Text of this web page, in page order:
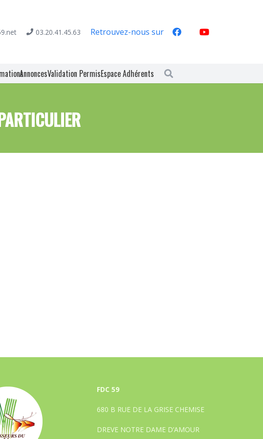
03.20.41.45.63 Retrouvez-nous sur
AnnoncesValidation PermisEspace Adhérents
FDC 59
680 B RUE DE LA GRISE CHEMISE
DREVE NOTRE DAME D’AMOUR